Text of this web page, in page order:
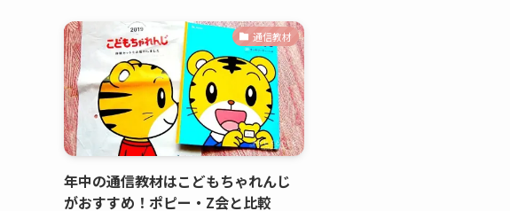
通信教材
年中の通信教材はこどもちゃれんじ
がおすすめ！ポピー・Z会と比較